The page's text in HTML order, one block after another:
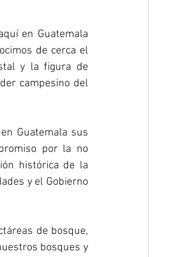
en Guatemala
de cerca el
y la figura de
campesino del
Guatemala sus
por la no
histórica de la
y el Gobierno
de bosque,
bosques y